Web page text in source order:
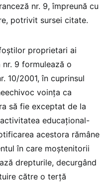
nr. 9, împreună cu
potrivit sursei citate.
proprietari ai
nr. 9 formulează o
10/2001, în cuprinsul
voinţa ca
să fie exceptat de la
educaţional-
acestora rămâne
în care moştenitorii
drepturile, decurgând
către o terţă